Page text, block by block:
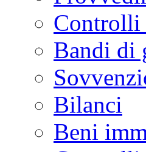
Controlli
Bandi di
Bilanci
Beni